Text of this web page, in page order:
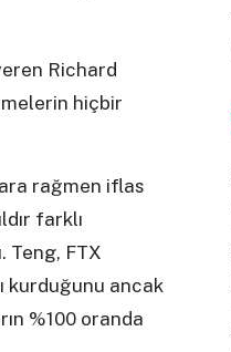
Richard
hiçbir
rağmen iflas
farklı
Teng, FTX
kurduğunu ancak
%100 oranda